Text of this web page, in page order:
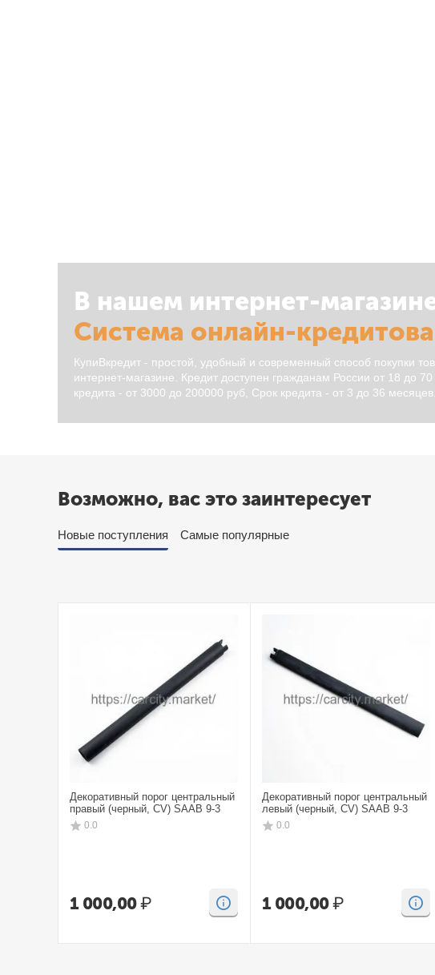
В нашем интернет-
Система онлайн-
КупиВкредит - простой, удобный и современный способ покупки
интернет-магазине. Кредит доступен гражданам России от 18 до
кредита - от 3000 до 200000 руб, Срок кредита - от 3 до 36 месяцев.
Возможно, вас это заинтересует
Новые поступления Самые популярные
Декоративный порог центральный
правый (черный, CV) SAAB 9-3
0.0
1 000,00₽
Декоративный порог центральный
левый (черный, CV) SAAB 9-3
0.0
1 000,00₽